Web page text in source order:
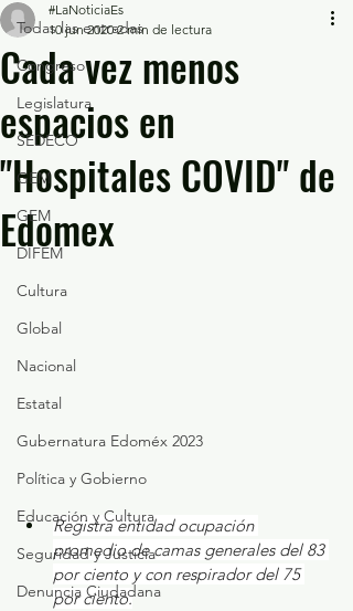
Todas las entradas
Congreso
Legislatura
SEDECO
GEM
GEM
DIFEM
Cultura
Global
Nacional
Estatal
Gubernatura Edoméx 2023
Política y Gobierno
Educación y Cultura
Seguridad y Justicia
Denuncia Ciudadana
Cada vez menos
espacios en
"Hospitales COVID" de
Edomex
#LaNoticiaEs
10 jun 2020 2 min de lectura
Registra entidad ocupación
promedio de camas generales del 83
por ciento y con respirador del 75
por ciento.